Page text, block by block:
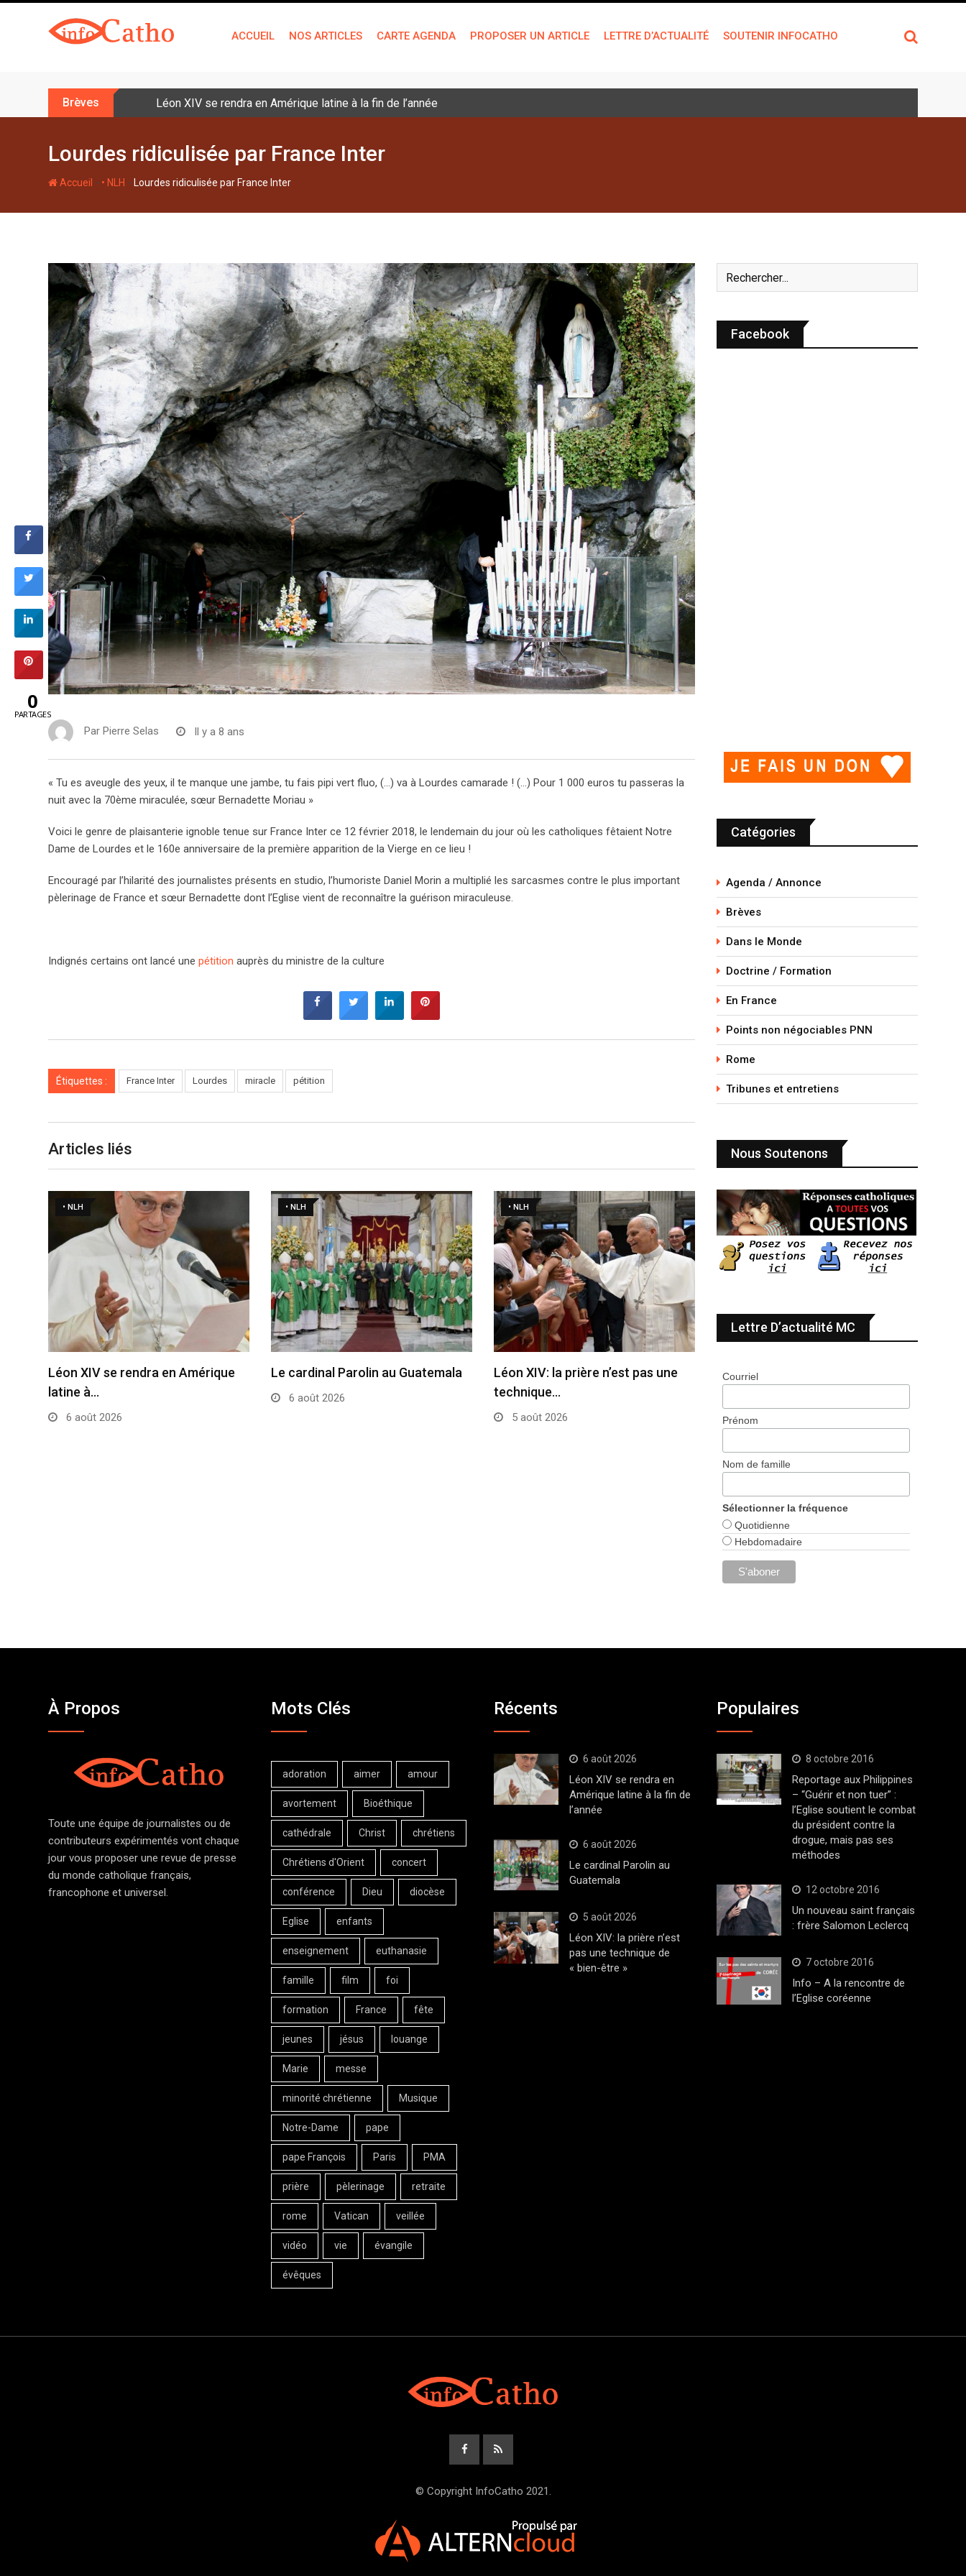
t
ACCUEIL NOS ARTICLES CARTE AGENDA PROPOSER UN ARTICLE LETTRE D’ACTUALITÉ SOUTENIR INFOCATHO
Brèves Léon XIV se rendra en Amérique latine à la fin de l’année
Lourdes ridiculisée par France Inter
Accueil - • NLH - Lourdes ridiculisée par France Inter
Par Pierre Selas Il y a 8 ans
« Tu es aveugle des yeux, il te manque une jambe, tu fais pipi vert fluo, (…) va à Lourdes camarade ! (…) Pour 1 000 euros tu passeras la
nuit avec la 70ème miraculée, sœur Bernadette Moriau »
Voici le genre de plaisanterie ignoble tenue sur France Inter ce 12 février 2018, le lendemain du jour où les catholiques fêtaient Notre
Dame de Lourdes et le 160e anniversaire de la première apparition de la Vierge en ce lieu !
Encouragé par l’hilarité des journalistes présents en studio, l’humoriste Daniel Morin a multiplié les sarcasmes contre le plus important
pèlerinage de France et sœur Bernadette dont l’Eglise vient de reconnaître la guérison miraculeuse.
Indignés certains ont lancé une pétition auprès du ministre de la culture
Étiquettes : France Inter Lourdes miracle pétition
Articles liés
• NLH
Léon XIV se rendra en Amérique
latine à…
6 août 2026
• NLH
Le cardinal Parolin au Guatemala
6 août 2026
• NLH
Léon XIV: la prière n’est pas une
technique…
5 août 2026
Facebook
Catégories
Agenda / Annonce
Brèves
Dans le Monde
Doctrine / Formation
En France
Points non négociables PNN
Rome
Tribunes et entretiens
Nous Soutenons
Lettre D’actualité MC
Courriel
Prénom
Nom de famille
Sélectionner la fréquence
Quotidienne
Hebdomadaire
À Propos
Toute une équipe de journalistes ou de
contributeurs expérimentés vont chaque
jour vous proposer une revue de presse
du monde catholique français,
francophone et universel.
Mots Clés
adoration aimer amour
avortement Bioéthique
cathédrale Christ chrétiens
Chrétiens d'Orient concert
conférence Dieu diocèse
Eglise enfants
enseignement euthanasie
famille film foi
formation France fête
jeunes jésus louange
Marie messe
minorité chrétienne Musique
Notre-Dame pape
pape François Paris PMA
prière pèlerinage retraite
rome Vatican veillée
vidéo vie évangile
évêques
Récents
6 août 2026
Léon XIV se rendra en
Amérique latine à la fin de
l’année
6 août 2026
Le cardinal Parolin au
Guatemala
5 août 2026
Léon XIV: la prière n’est
pas une technique de
« bien-être »
Populaires
8 octobre 2016
Reportage aux Philippines
– “Guérir et non tuer” :
l’Eglise soutient le combat
du président contre la
drogue, mais pas ses
méthodes
12 octobre 2016
Un nouveau saint français
: frère Salomon Leclercq
7 octobre 2016
Info – A la rencontre de
l’Eglise coréenne
© Copyright InfoCatho 2021.
0
PARTAGES